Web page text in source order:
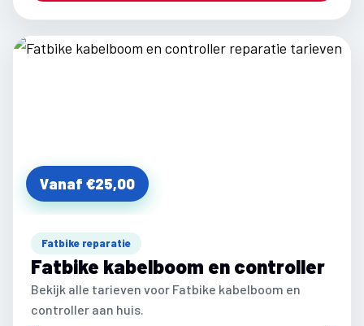
Vanaf €25,00
Fatbike reparatie
Fatbike kabelboom en controller
Bekijk alle tarieven voor Fatbike kabelboom en
controller aan huis.